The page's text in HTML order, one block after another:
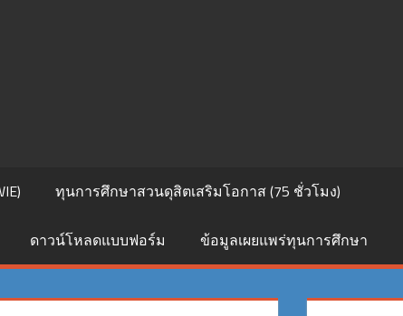
ทุนการศึกษาสวนดุสิตเสริมโอกาส (75 ชั่วโมง)
ดาวน์โหลดแบบฟอร์ม ข้อมูลเผยแพร่ทุนการศึกษา